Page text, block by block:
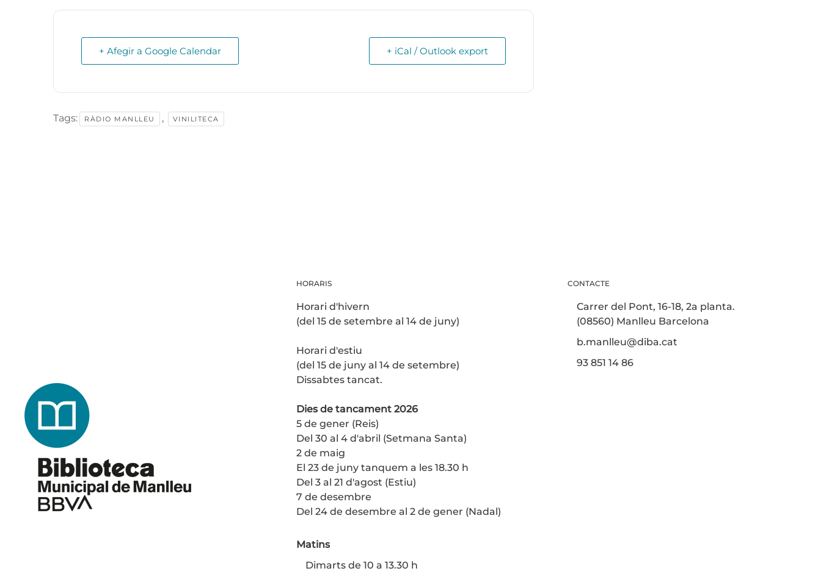
+ Afegir a Google Calendar + iCal / Outlook export
Tags: RÀDIO MANLLEU , VINILITECA
HORARIS
Horari d'hivern
(del 15 de setembre al 14 de juny)
Horari d'estiu
(del 15 de juny al 14 de setembre)
Dissabtes tancat.
Dies de tancament 2026
5 de gener (Reis)
Del 30 al 4 d'abril (Setmana Santa)
2 de maig
El 23 de juny tanquem a les 18.30 h
Del 3 al 21 d'agost (Estiu)
7 de desembre
Del 24 de desembre al 2 de gener (Nadal)
Matins
Dimarts de 10 a 13.30 h
CONTACTE
Carrer del Pont, 16-18, 2a planta.
(08560) Manlleu Barcelona
b.manlleu@diba.cat
93 851 14 86